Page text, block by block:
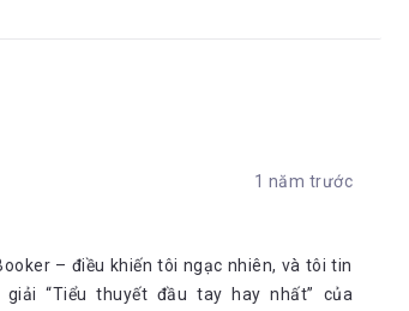
1 năm trước
– điều khiến tôi ngạc nhiên, và tôi tin
“Tiểu thuyết đầu tay hay nhất” của